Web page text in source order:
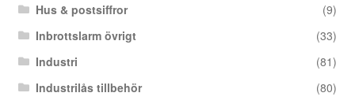
Hus & postsiffror
(9)
Inbrottslarm övrigt
(33)
Industri
(81)
Industrilås tillbehör
(80)